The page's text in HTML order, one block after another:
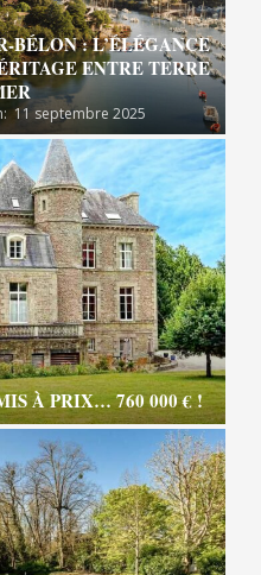
BÉLON : L’ÉLÉGANCE
ENTRE TERRE
11 septembre 2025
À PRIX… 760 000 € !